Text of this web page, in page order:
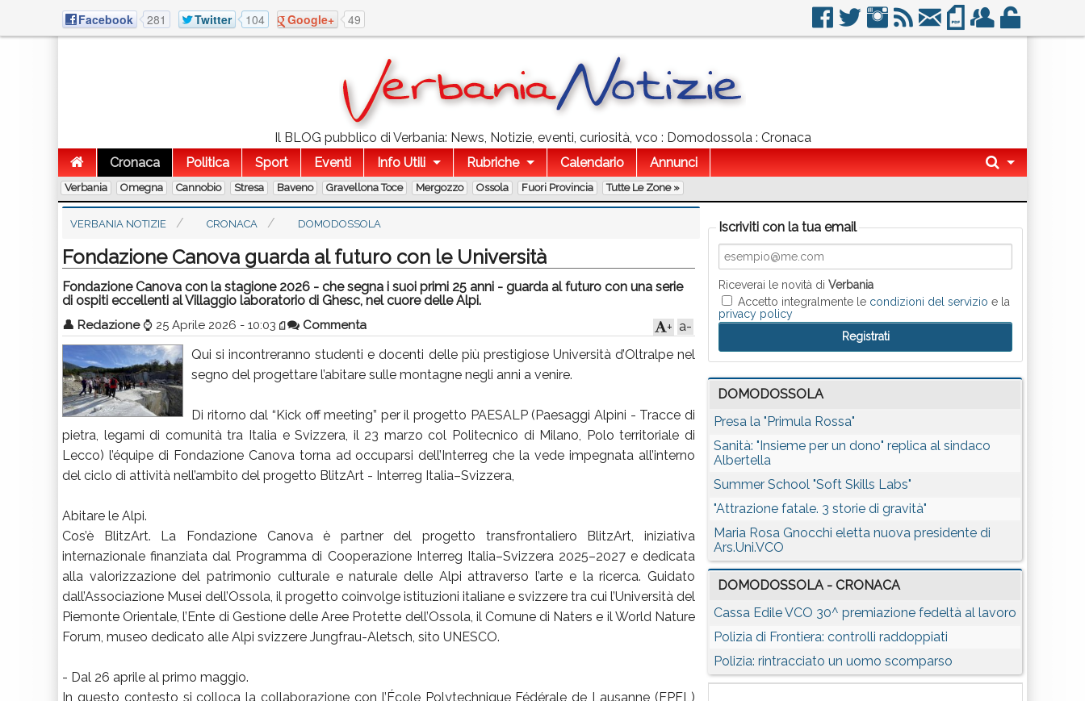
Facebook 281 Twitter 104 Google+ 49
Il BLOG pubblico di Verbania: News, Notizie, eventi, curiosità, vco : Domodossola : Cronaca
Cronaca
Politica Sport Eventi Info Utili Rubriche Calendario Annunci
Verbania Omegna Cannobio Stresa Baveno Gravellona Toce Mergozzo Ossola Fuori Provincia Tutte Le Zone »
VERBANIA NOTIZIE CRONACA DOMODOSSOLA
Fondazione Canova guarda al futuro con le Università
Fondazione Canova con la stagione 2026 - che segna i suoi primi 25 anni - guarda al futuro con una serie
di ospiti eccellenti al Villaggio laboratorio di Ghesc, nel cuore delle Alpi.
👤 Redazione ⌚ 25 Aprile 2026 - 10:03 Commenta a-
+
Qui si incontreranno studenti e docenti delle più prestigiose Università d’Oltralpe nel
segno del progettare l’abitare sulle montagne negli anni a venire.
Di ritorno dal “Kick off meeting” per il progetto PAESALP (Paesaggi Alpini - Tracce di
pietra, legami di comunità tra Italia e Svizzera, il 23 marzo col Politecnico di Milano, Polo territoriale di
Lecco) l’équipe di Fondazione Canova torna ad occuparsi dell’Interreg che la vede impegnata all’interno
del ciclo di attività nell’ambito del progetto BlitzArt - Interreg Italia–Svizzera,
Abitare le Alpi.
Cos’è BlitzArt. La Fondazione Canova è partner del progetto transfrontaliero BlitzArt, iniziativa
internazionale finanziata dal Programma di Cooperazione Interreg Italia–Svizzera 2025–2027 e dedicata
alla valorizzazione del patrimonio culturale e naturale delle Alpi attraverso l’arte e la ricerca. Guidato
dall’Associazione Musei dell’Ossola, il progetto coinvolge istituzioni italiane e svizzere tra cui l’Università del
Piemonte Orientale, l’Ente di Gestione delle Aree Protette dell’Ossola, il Comune di Naters e il World Nature
Forum, museo dedicato alle Alpi svizzere Jungfrau-Aletsch, sito UNESCO.
- Dal 26 aprile al primo maggio.
In questo contesto si colloca la collaborazione con l’École Polytechnique Fédérale de Lausanne (EPFL)
Iscriviti con la tua email
Riceverai le novità diVerbania
Accetto integralmente le condizioni del servizio e la
privacy policy
DOMODOSSOLA
Presa la "Primula Rossa"
Sanità: "Insieme per un dono" replica al sindaco
Albertella
Summer School "Soft Skills Labs"
"Attrazione fatale. 3 storie di gravità"
Maria Rosa Gnocchi eletta nuova presidente di
Ars.Uni.VCO
DOMODOSSOLA - CRONACA
Cassa Edile VCO 30^ premiazione fedeltà al lavoro
Polizia di Frontiera: controlli raddoppiati
Polizia: rintracciato un uomo scomparso